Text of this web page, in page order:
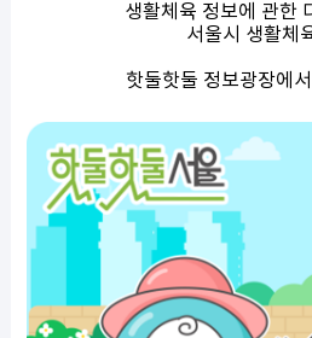
생활체육 정보에 관한
서울시 생활체
핫둘핫둘 정보광장에